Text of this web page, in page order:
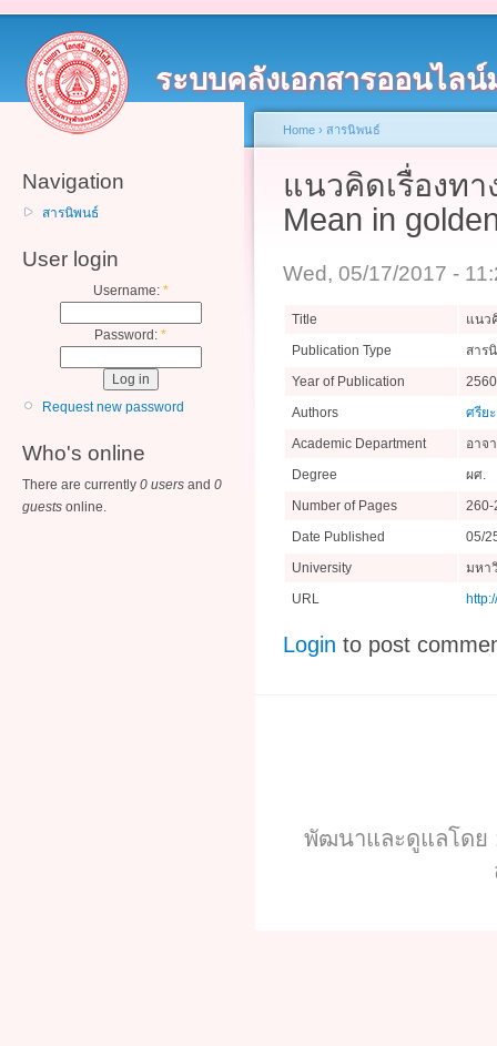
ระบบคลังเอกสารออนไล
Navigation
สารนิพนธ์
User login
Username: *
Password: *
Request new password
Who's online
There are currently 0 users and 0
guests online.
Home › สารนิพนธ์
แนวคิดเรื่องทา
Mean in
Wed, 05/17/2017 -
Title
แนว
Publication Type
สาร
Year of Publication
2560
Authors
ศรีย
Academic Department
อาจ
Degree
ผศ.
Number of Pages
260-
Date Published
05/
University
มหา
URL
Login to post
พัฒนาและดูแลโดย